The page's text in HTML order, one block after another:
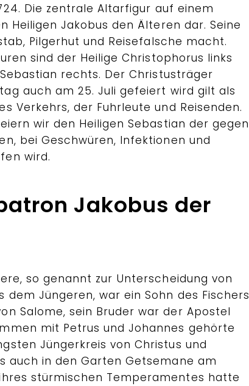
Die zentrale Altarfigur auf einem
Heiligen Jakobus den Älteren dar. Seine
Pilgerhut und Reisefalsche macht.
sind der Heilige Christophorus links
rechts. Der Christusträger
auch am 25. Juli gefeiert wird gilt als
Verkehrs, der Fuhrleute und Reisenden.
wir den Heiligen Sebastian der gegen
bei Geschwüren, Infektionen und
wird.
Jakobus der
so genannt zur Unterscheidung von
dem Jüngeren, war ein Sohn des Fischers
Salome, sein Bruder war der Apostel
mit Petrus und Johannes gehörte
Jüngerkreis von Christus und
auch in den Garten Getsemane am
stürmischen Temperamentes hatte